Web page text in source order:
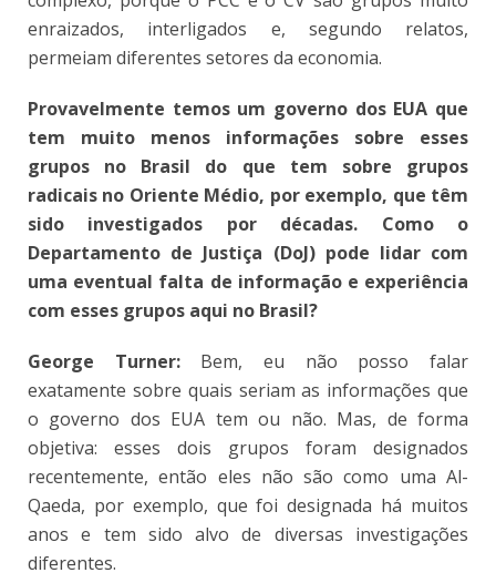
enraizados, interligados e, segundo relatos,
permeiam diferentes setores da economia.
Provavelmente temos um governo dos EUA que
tem muito menos informações sobre esses
grupos no Brasil do que tem sobre grupos
radicais no Oriente Médio, por exemplo, que têm
sido investigados por décadas. Como o
Departamento de Justiça (DoJ) pode lidar com
uma eventual falta de informação e experiência
com esses grupos aqui no Brasil?
George Turner:Bem, eu não posso falar
exatamente sobre quais seriam as informações que
o governo dos EUA tem ou não. Mas, de forma
objetiva: esses dois grupos foram designados
recentemente, então eles não são como uma Al-
Qaeda, por exemplo, que foi designada há muitos
anos e tem sido alvo de diversas investigações
diferentes.